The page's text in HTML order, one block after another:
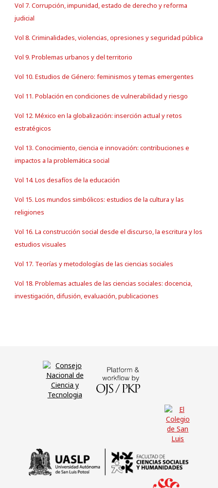
Vol 7. Corrupción, impunidad, estado de derecho y reforma
judicial
Vol 8. Criminalidades, violencias, opresiones y seguridad pública
Vol 9. Problemas urbanos y del territorio
Vol 10. Estudios de Género: feminismos y temas emergentes
Vol 11. Población en condiciones de vulnerabilidad y riesgo
Vol 12. México en la globalización: inserción actual y retos
estratégicos
Vol 13. Conocimiento, ciencia e innovación: contribuciones e
impactos a la problemática social
Vol 14. Los desafíos de la educación
Vol 15. Los mundos simbólicos: estudios de la cultura y las
religiones
Vol 16. La construcción social desde el discurso, la escritura y los
estudios visuales
Vol 17. Teorías y metodologías de las ciencias sociales
Vol 18. Problemas actuales de las ciencias sociales: docencia,
investigación, difusión, evaluación, publicaciones